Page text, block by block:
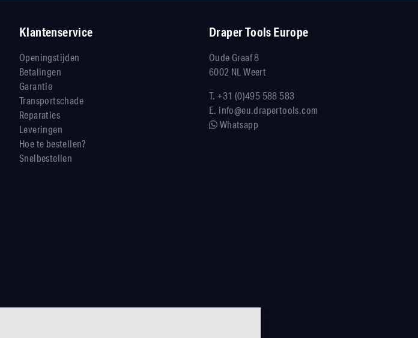
Klantenservice
Openingstijden
Betalingen
Garantie
Transportschade
Reparaties
Leveringen
Hoe te bestellen?
Snelbestellen
Draper Tools Europe
Oude Graaf 8
6002 NL Weert
T.+31 (0)495 588 583
E. info@eu.drapertools.com
Whatsapp